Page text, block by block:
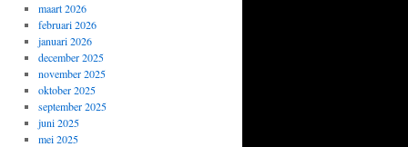
maart 2026
februari 2026
januari 2026
december 2025
november 2025
oktober 2025
september 2025
juni 2025
mei 2025